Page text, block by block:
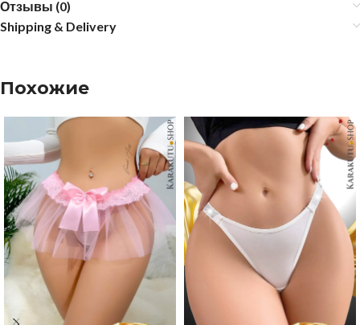
Отзывы (0)
Shipping & Delivery
Похожие